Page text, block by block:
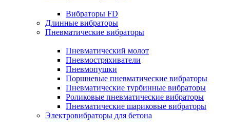
Вибраторы FD
Длинные вибраторы
Пневматические вибраторы
Пневматический молот
Пневмостряхиватели
Пневмопушки
Поршневые пневматические вибраторы
Пневматические турбинные вибраторы
Роликовые пневматические вибраторы
Пневматические шариковые вибраторы
Электровибраторы для бетона